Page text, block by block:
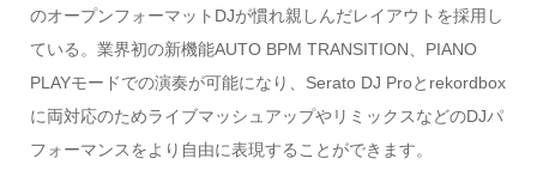
のオープンフォーマットDJが慣れ親しんだレイアウトを採用し
ている。業界初の新機能AUTO BPM TRANSITION、PIANO
PLAYモードでの演奏が可能になり、Serato DJ Proとrekordbox
に両対応のためライブマッシュアップやリミックスなどのDJパ
フォーマンスをより自由に表現することができます。